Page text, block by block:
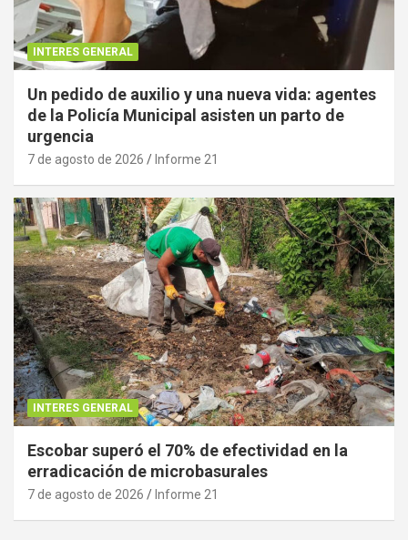
INTERES GENERAL
Un pedido de auxilio y una nueva vida: agentes
de la Policía Municipal asisten un parto de
urgencia
7 de agosto de 2026 Informe 21
INTERES GENERAL
Escobar superó el 70% de efectividad en la
erradicación de microbasurales
7 de agosto de 2026 Informe 21